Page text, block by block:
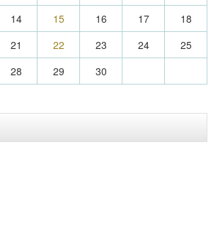
14 15 16 17
18
21 22 23 24
25
28 29 30